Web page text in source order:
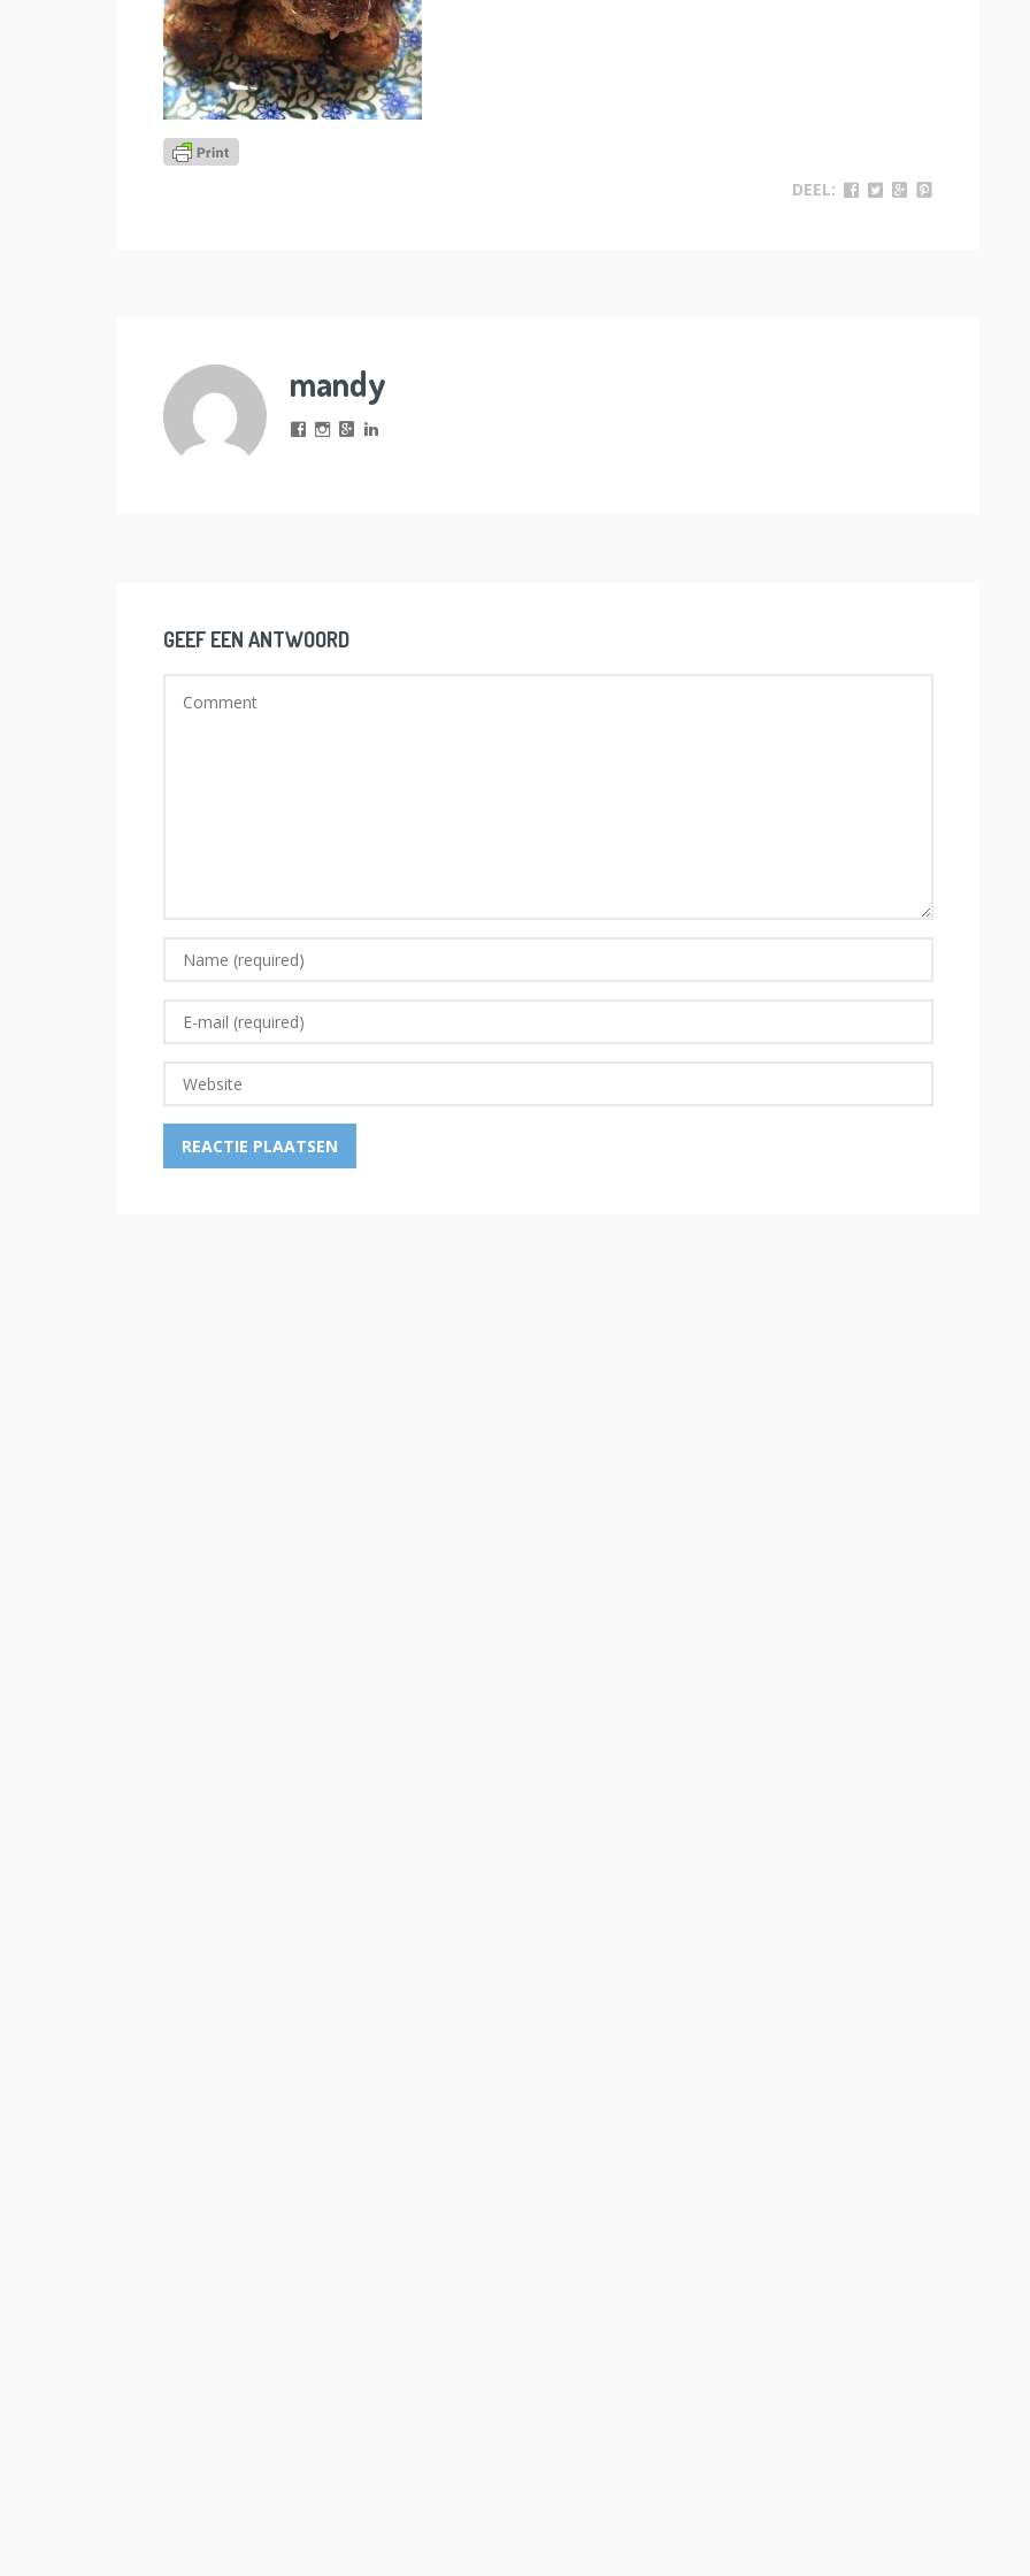
DEEL:
mandy
GEEF EEN ANTWOORD